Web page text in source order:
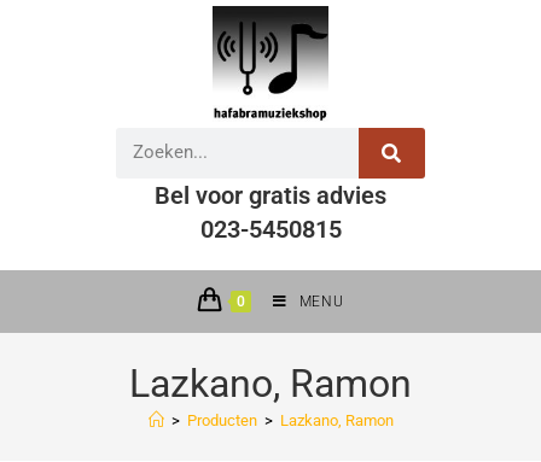
Bel voor gratis advies
023-5450815
0 MENU
Lazkano, Ramon
> Producten > Lazkano, Ramon